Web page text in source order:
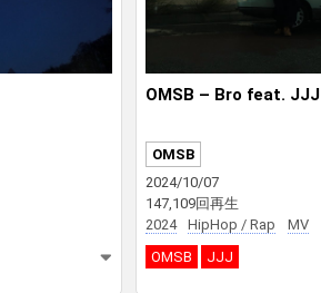
OMSB – Bro feat. JJJ
OMSB
2024/10/07
147,109回再生
2024
HipHop / Rap
MV
OMSB
JJJ